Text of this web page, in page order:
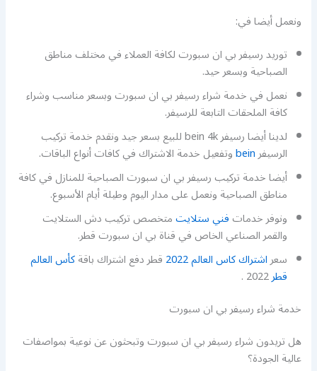
ونعمل أيضا في:
توريد رسيفر بي ان سبورت لكافة العملاء في مختلف مناطق
الصباحية وبسعر حيد.
نعمل في خدمة شراء رسيفر بي ان سبورت وبسعر مناسب وشراء
كافة الملحقات التابعة للرسيفر.
لدينا أيضا رسيفر bein 4k للبيع بسعر جيد ونقدم خدمة تركيب
الرسيفرbeinوتفعيل خدمة الاشتراك في كافات أنواع الباقات.
أيضا خدمة تركيب رسيفر بي ان سبورت الصباحية للمنازل في كافة
مناطق الصباحية ونعمل على مدار اليوم وطيلة أيام الأسبوع.
ونوفر خدماتفني ستلايتمتخصص تركيب دش الستلايت
والقمر الصناعي الخاص في قناة بي ان سبورت قطر.
سعراشتراك كاس العالم 2022 قطر دفع اشتراك باقةكأس العالم
قطر2022 .
خدمة شراء رسيفر بي ان سبورت
هل تريدون شراء رسيفر بي ان سبورت وتبحثون عن نوعية بمواصفات
عالية الجودة؟